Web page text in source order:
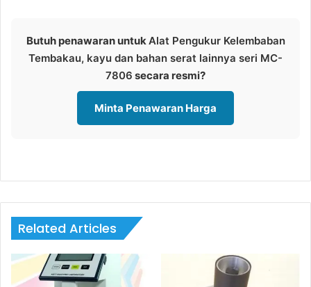
Butuh penawaran untuk Alat Pengukur Kelembaban
Tembakau, kayu dan bahan serat lainnya seri MC-
7806 secara resmi?
Minta Penawaran Harga
Related Articles